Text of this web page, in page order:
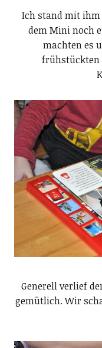
Ich stand mit ihm
dem Mini noch
machten es
frühstückten
Generell verlief
gemütlich. Wir